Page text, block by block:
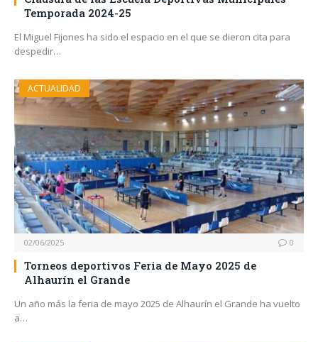
Temporada 2024-25
El Miguel Fijones ha sido el espacio en el que se dieron cita para
despedir…
ACTUALIDAD
02/06/2025 0
Torneos deportivos Feria de Mayo 2025 de
Alhaurín el Grande
Un año más la feria de mayo 2025 de Alhaurín el Grande ha vuelto
a…